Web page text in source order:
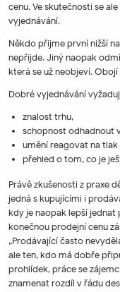
cenu. Ve skutečnosti se
vyjednávání.
Někdo přijme první nižší
nepřijde. Jiný naopak
která se už neobjeví.
Dobré vyjednávání
znalost trhu,
schopnost odhadnout
umění reagovat na tlak
přehled o tom, co je
Právě zkušenosti z praxe
jedná s kupujícími i
kdy je naopak lepší jednat
konečnou prodejní cenu
„Prodávající často
ale ten, kdo má dobře
prohlídek, práce se
znamenat rozdíl v řádu